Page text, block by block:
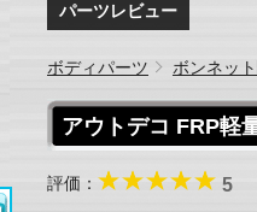
パーツレビュー
ボディパーツ ボンネッ
アウトデコ FRP軽
評価： 5